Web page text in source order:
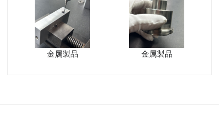
金属製品 金属製品